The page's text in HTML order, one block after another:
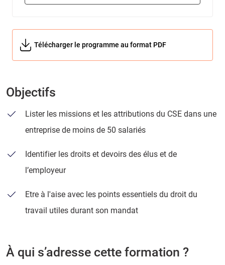
Télécharger le programme au format PDF
Objectifs
Lister les missions et les attributions du CSE dans une
entreprise de moins de 50 salariés
Identifier les droits et devoirs des élus et de
l’employeur
Etre à l'aise avec les points essentiels du droit du
travail utiles durant son mandat
À qui s’adresse cette formation ?